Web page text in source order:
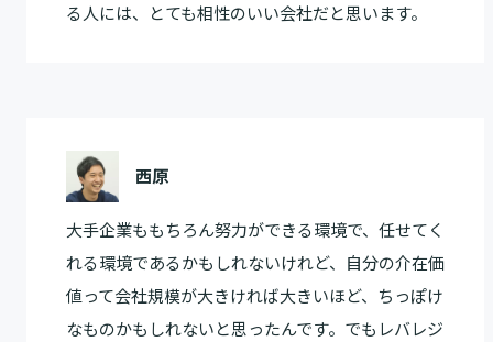
る人には、とても相性のいい会社だと思います。
西原
大手企業ももちろん努力ができる環境で、任せてく
れる環境であるかもしれないけれど、自分の介在価
値って会社規模が大きければ大きいほど、ちっぽけ
なものかもしれないと思ったんです。でもレバレジ